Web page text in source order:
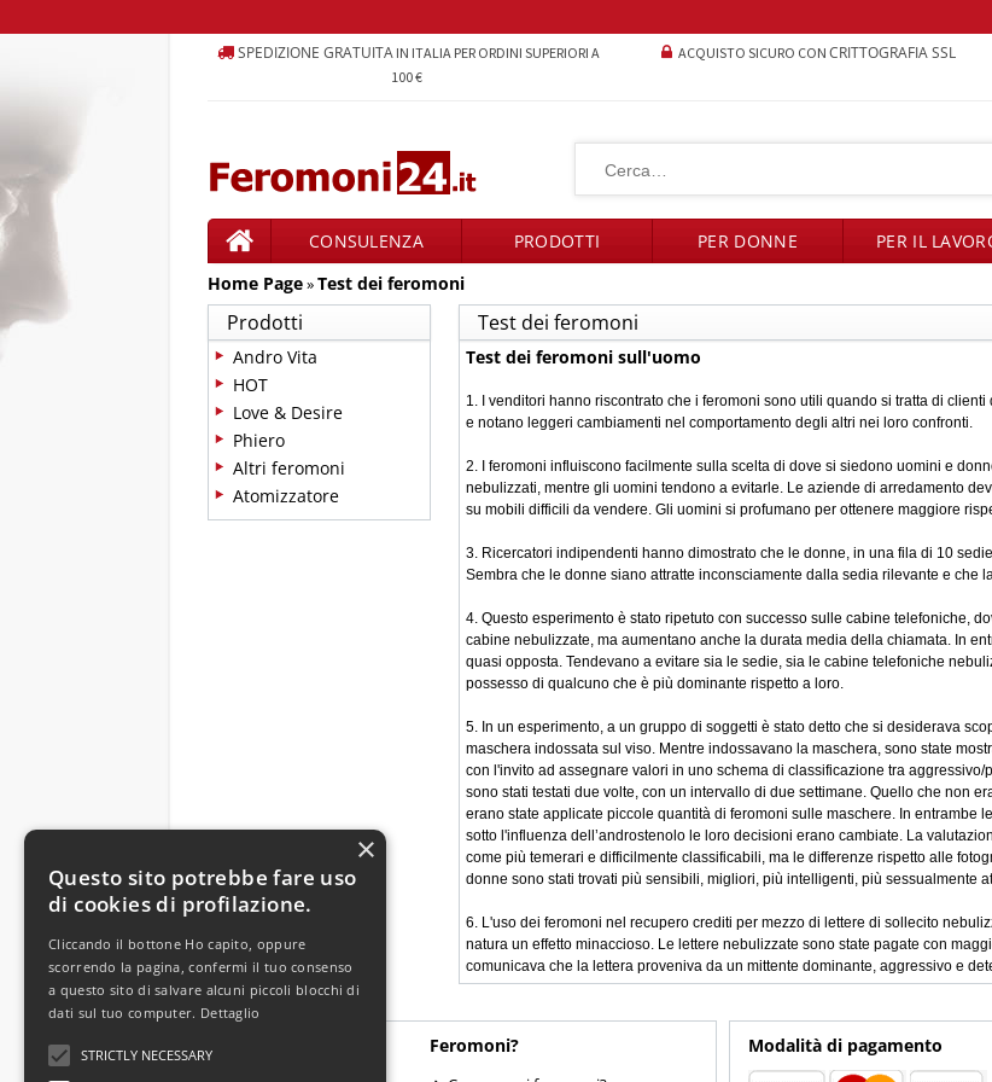
SPEDIZIONE GRATUITAIN ITALIA PER ORDINI SUPERIORI A
100 €
ACQUISTO SICURO CON CRITTOGRAFIA SSL
CONSULENZA
PRODOTTI
PRODOTTI PER DONNE PER IL
Home Page»Test dei feromoni
Prodotti
Andro Vita
HOT
Love & Desire
Phiero
Altri feromoni
Atomizzatore
Test dei feromoni
Test dei feromoni sull'uomo
1. I venditori hanno riscontrato che i feromoni sono utili quando si tratta di
e notano leggeri cambiamenti nel comportamento degli altri nei loro confronti.
2. I feromoni influiscono facilmente sulla scelta di dove si siedono uomini e
nebulizzati, mentre gli uomini tendono a evitarle. Le aziende di arredamento
su mobili difficili da vendere. Gli uomini si profumano per ottenere maggiore
3. Ricercatori indipendenti hanno dimostrato che le donne, in una fila di 10
Sembra che le donne siano attratte inconsciamente dalla sedia rilevante e che
4. Questo esperimento è stato ripetuto con successo sulle cabine telefoniche,
cabine nebulizzate, ma aumentano anche la durata media della chiamata. In
quasi opposta. Tendevano a evitare sia le sedie, sia le cabine telefoniche
possesso di qualcuno che è più dominante rispetto a loro.
5. In un esperimento, a un gruppo di soggetti è stato detto che si desiderava
maschera indossata sul viso. Mentre indossavano la maschera, sono state
con l'invito ad assegnare valori in uno schema di classificazione tra
sono stati testati due volte, con un intervallo di due settimane. Quello che non
erano state applicate piccole quantità di feromoni sulle maschere. In entrambe
sotto l'influenza dell’androstenolo le loro decisioni erano cambiate. La
come più temerari e difficilmente classificabili, ma le differenze rispetto alle
donne sono stati trovati più sensibili, migliori, più intelligenti, più sessualmente
6. L'uso dei feromoni nel recupero crediti per mezzo di lettere di sollecito
natura un effetto minaccioso. Le lettere nebulizzate sono state pagate con
comunicava che la lettera proveniva da un mittente dominante, aggressivo e
Feromoni? Modalità di pagamento
Questo sito potrebbe fare uso
di cookies di profilazione.
Cliccando il bottone Ho capito, oppure
scorrendo la pagina, confermi il tuo consenso
a questo sito di salvare alcuni piccoli blocchi di
dati sul tuo computer. Dettaglio
STRICTLY NECESSARY
×